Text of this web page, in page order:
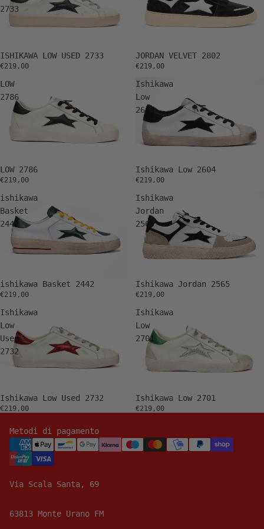
2733
ISHIKAWA LOW USED 2733
€219,00
JORDAN VELVET 2802
€219,00
LOW
2786
LOW 2786
€219,00
Ishikawa
Low
2604
Ishikawa Low 2604
€219,00
ishikawa
Basket
2442
ishikawa Basket 2442
€219,00
Ishikawa
Jordan
2565
Ishikawa Jordan 2565
€219,00
Ishikawa
Low
Used
2732
Ishikawa Low Used 2732
€219,00
Ishikawa
Low
2701
Ishikawa Low 2701
€219,00
Metodi di pagamento
Via Scala Santa, 69
63813 Monte Urano FM